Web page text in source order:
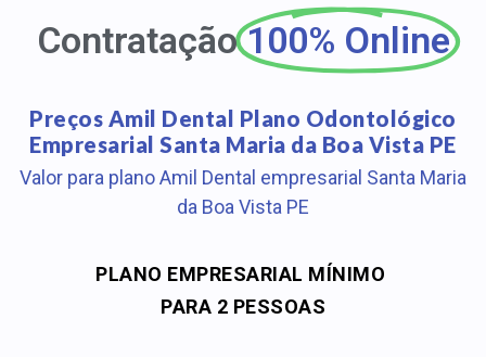
Contratação 100% Online
Preços Amil Dental Plano Odontológico
Empresarial Santa Maria da Boa Vista PE
Valor para plano Amil Dental empresarial Santa Maria
da Boa Vista PE
PLANO EMPRESARIAL MÍNIMO
PARA 2 PESSOAS